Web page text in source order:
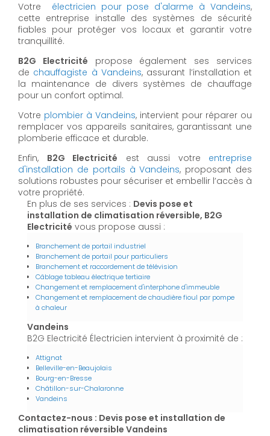
Votre électricien pour pose d'alarme à Vandeins,
cette entreprise installe des systèmes de sécurité
fiables pour protéger vos locaux et garantir votre
tranquillité.
B2G Electricité propose également ses services
de chauffagiste à Vandeins, assurant l’installation et
la maintenance de divers systèmes de chauffage
pour un confort optimal.
Votre plombier à Vandeins, intervient pour réparer ou
remplacer vos appareils sanitaires, garantissant une
plomberie efficace et durable.
Enfin, B2G Electricité est aussi votre entreprise
d'installation de portails à Vandeins, proposant des
solutions robustes pour sécuriser et embellir l’accès à
votre propriété.
En plus de ses services : Devis pose et
installation de climatisation réversible, B2G
Electricité vous propose aussi :
Branchement de portail industriel
Branchement de portail pour particuliers
Branchement et raccordement de télévision
Câblage tableau électrique tertiaire
Changement et remplacement d'interphone d'immeuble
Changement et remplacement de chaudière fioul par pompe
à chaleur
Vandeins
B2G Electricité Électricien intervient à proximité de :
Attignat
Belleville-en-Beaujolais
Bourg-en-Bresse
Châtillon-sur-Chalaronne
Vandeins
Contactez-nous : Devis pose et installation de
climatisation réversible Vandeins